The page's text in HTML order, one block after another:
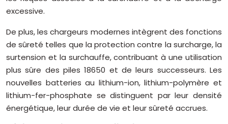
excessive.
De plus, les chargeurs modernes intègrent des fonctions
de sûreté telles que la protection contre la surcharge, la
surtension et la surchauffe, contribuant à une utilisation
plus sûre des piles 18650 et de leurs successeurs. Les
nouvelles batteries au lithium-ion, lithium-polymère et
lithium-fer-phosphate se distinguent par leur densité
énergétique, leur durée de vie et leur sûreté accrues.